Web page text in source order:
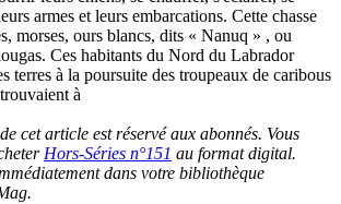
armes et leurs embarcations. Cette chasse
morses, ours blancs, dits « Nanuq » , ou
Ces habitants du Nord du Labrador
terres à la poursuite des troupeaux de caribous
à
cet article est réservé aux abonnés. Vous
Hors-Séries n°151 au format digital.
dans votre bibliothèque